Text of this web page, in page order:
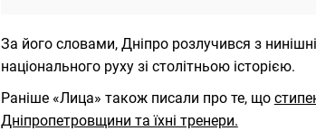
За його словами, Дніпро розлучився з
національного руху зі столітньою історією.
Раніше «Лица» також писали про те, що
Дніпропетровщини та їхні тренери.